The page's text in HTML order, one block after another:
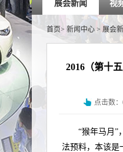
展会新闻 视
首页> 新闻中心 > 展会
2016（第十
点击数
“猴年马月”
法预料，本该是